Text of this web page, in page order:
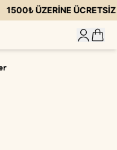
1500₺ ÜZERİNE ÜCRETSİZ